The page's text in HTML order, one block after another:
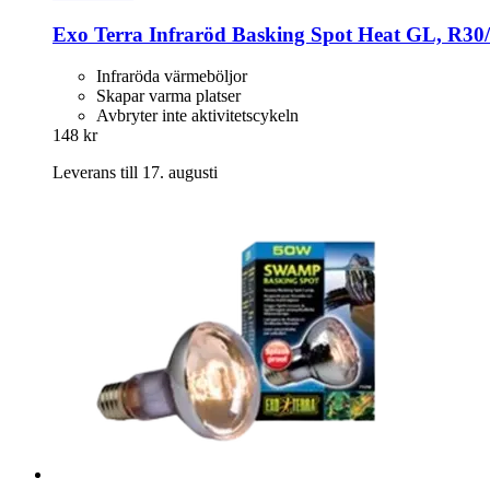
Exo Terra Infraröd Basking Spot Heat GL,
Infraröda värmeböljor
Skapar varma platser
Avbryter inte aktivitetscykeln
148 kr
Leverans till 17. augusti